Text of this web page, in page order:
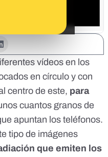
vídeos en los
en círculo y con
centro de este, para
cuantos granos de
apuntan los teléfonos.
tipo de imágenes
que emiten los